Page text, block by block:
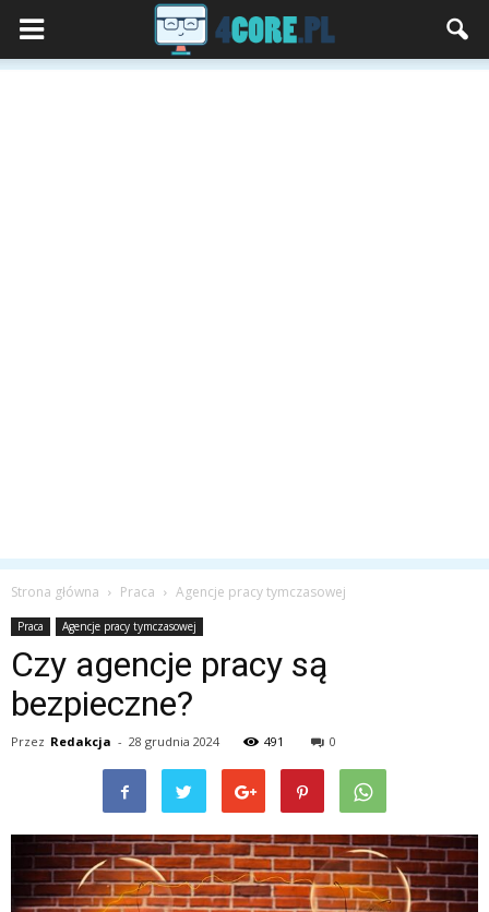
Strona główna Praca Agencje pracy tymczasowej
Praca Agencje pracy tymczasowej
Czy agencje pracy są
bezpieczne?
Przez Redakcja - 28 grudnia 2024 491 0